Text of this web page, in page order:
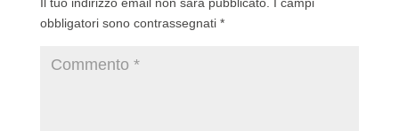
obbligatori sono contrassegnati *